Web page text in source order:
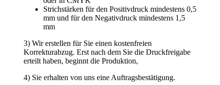
Beste Qualität
> Lieferung europaweit
> kurze Lieferzeiten
> Rabatte bei Selbstabholung
> beste Qualität
> kein Mindestbestellwert